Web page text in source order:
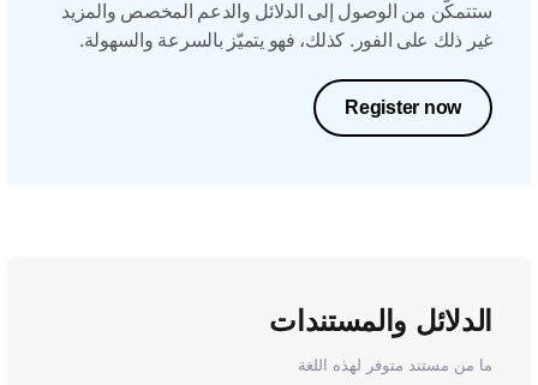
ستتمكّن من الوصول إلى الدلائل والدعم المخصص والمزيد
غير ذلك على الفور. كذلك، فهو يتميّز بالسرعة والسهولة.
Register now
الدلائل والمستندات
ما من مستند متوفر لهذه اللغة